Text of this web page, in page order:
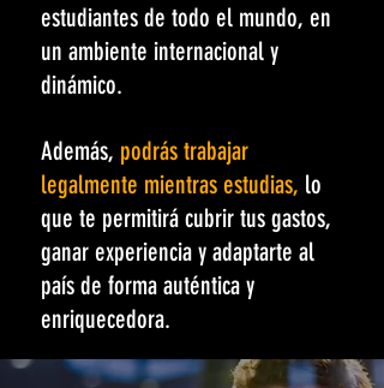
estudiantes de todo el mundo, en
un ambiente internacional y
dinámico.
Además, podrás trabajar
legalmente mientras estudias, lo
que te permitirá cubrir tus gastos,
ganar experiencia y adaptarte al
país de forma auténtica y
enriquecedora.